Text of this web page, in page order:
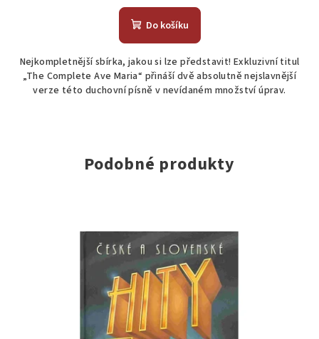
Do košíku
Nejkompletnější sbírka, jakou si lze představit! Exkluzivní titul
„The Complete Ave Maria“ přináší dvě absolutně nejslavnější
verze této duchovní písně v nevídaném množství úprav.
Podobné produkty